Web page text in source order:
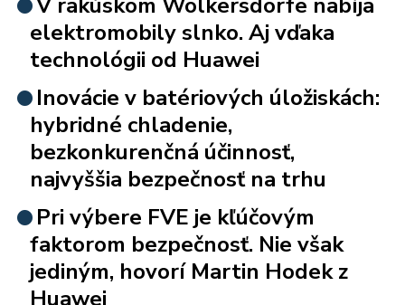
elektromobily slnko. Aj vďaka
technológii od Huawei
Inovácie v batériových úložiskách:
hybridné chladenie,
bezkonkurenčná účinnosť,
najvyššia bezpečnosť na trhu
Pri výbere FVE je kľúčovým
faktorom bezpečnosť. Nie však
jediným, hovorí Martin Hodek z
Huawei